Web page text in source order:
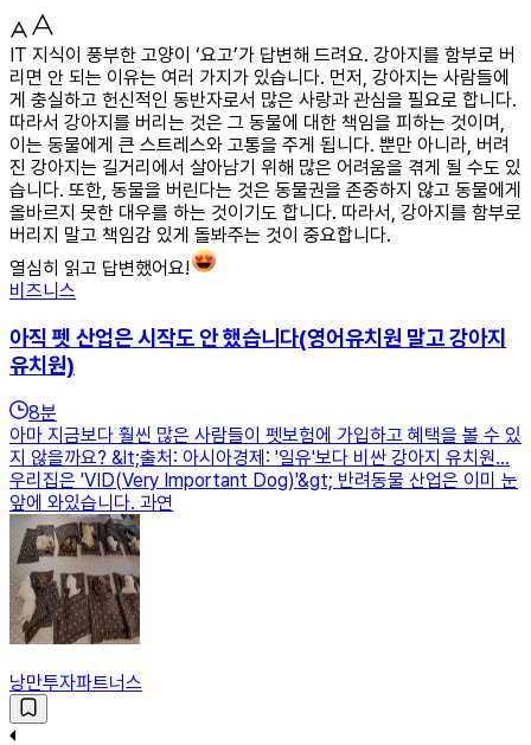
IT 지식이 풍부한 고양이 ‘요고’가 답변해 드려요. 강아지를 함부로 버
리면 안 되는 이유는 여러 가지가 있습니다. 먼저, 강아지는 사람들에
게 충실하고 헌신적인 동반자로서 많은 사랑과 관심을 필요로 합니다.
따라서 강아지를 버리는 것은 그 동물에 대한 책임을 피하는 것이며,
이는 동물에게 큰 스트레스와 고통을 주게 됩니다. 뿐만 아니라, 버려
진 강아지는 길거리에서 살아남기 위해 많은 어려움을 겪게 될 수도 있
습니다. 또한, 동물을 버린다는 것은 동물권을 존중하지 않고 동물에게
올바르지 못한 대우를 하는 것이기도 합니다. 따라서, 강아지를 함부로
버리지 말고 책임감 있게 돌봐주는 것이 중요합니다.
열심히 읽고 답변했어요!
비즈니스
아직 펫 산업은 시작도 안 했습니다(영어유치원 말고 강아지
유치원)
8분
아마 지금보다 훨씬 많은 사람들이 펫보험에 가입하고 혜택을 볼 수 있
지 않을까요? &lt;출처: 아시아경제: '일유'보다 비싼 강아지 유치원…
우리집은 'VID(Very Important Dog)'&gt; 반려동물 산업은 이미 눈
앞에 와있습니다. 과연
낭만투자파트너스